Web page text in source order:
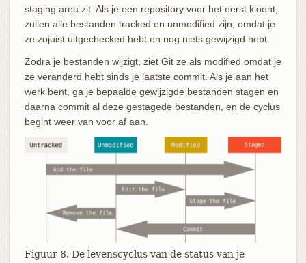
staging area zit. Als je een repository voor het eerst kloont,
zullen alle bestanden tracked en unmodified zijn, omdat je
ze zojuist uitgechecked hebt en nog niets gewijzigd hebt.
Zodra je bestanden wijzigt, ziet Git ze als modified omdat je
ze veranderd hebt sinds je laatste commit. Als je aan het
werk bent, ga je bepaalde gewijzigde bestanden stagen en
daarna commit al deze gestagede bestanden, en de cyclus
begint weer van voor af aan.
Figuur 8. De levenscyclus van de status van je